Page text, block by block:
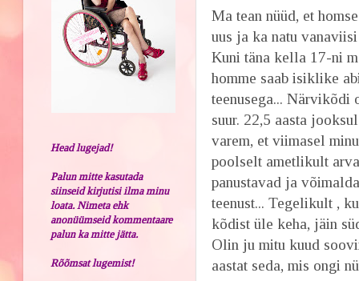
Ma tean nüüd, et
uus ja ka natu
Kuni täna kella 17-ni
homme saab isiklike
teenusega... Närvikõdi
suur. 22,5 aasta
varem, et viimasel
poolselt ametlikult
panustavad ja
teenust... Tegelikult ,
kõdist üle keha, jäin
Olin ju mitu kuud
aastat seda, mis ongi
Head lugejad!
Palun mitte kasutada
siinseid kirjutisi ilma minu
loata. Nimeta ehk
anonüümseid kommentaare
palun ka mitte jätta.
Rõõmsat lugemist!